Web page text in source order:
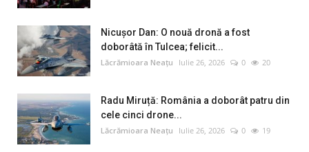
Nicușor Dan: O nouă dronă a fost
doborâtă în Tulcea; felicit...
Lăcrămioara Neațu Iulie 26, 2026 0 20
Radu Miruță: România a doborât patru din
cele cinci drone...
Lăcrămioara Neațu Iulie 26, 2026 0 19